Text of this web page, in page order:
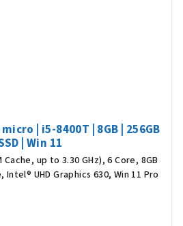
| i5-8400T | 8GB | 256GB
| Win 11
up to 3.30 GHz), 6 Core, 8GB
Intel® UHD Graphics 630, Win 11 Pro